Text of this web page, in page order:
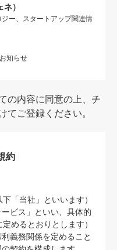
）
ー、スタートアップ関連情
知らせ
の内容に同意の上、チ
ご登録ください。
約
「当社」といいます）
ビス」といい、具体的
めるとおりとします）
義務関係を定めること